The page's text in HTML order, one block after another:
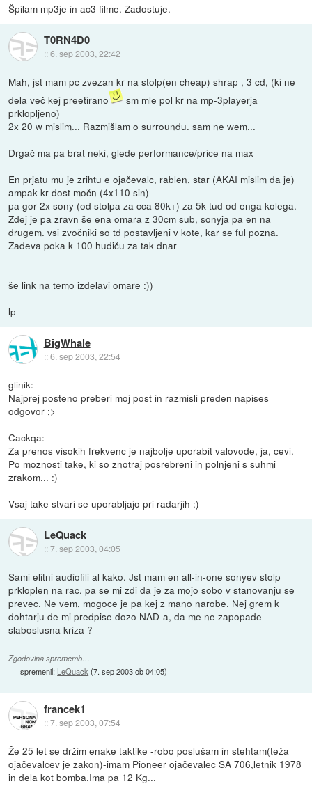
Špilam mp3je in ac3 filme. Zadostuje.
T0RN4D0
::6. sep 2003, 22:42
Mah, jst mam pc zvezan kr na stolp(en cheap) shrap , 3 cd, (ki ne
dela več kej preetirano
sm mle pol kr na mp-3playerja
prklopljeno)
2x 20 w mislim... Razmišlam o surroundu. sam ne wem...
Drgač ma pa brat neki, glede performance/price na max
En prjatu mu je zrihtu e ojačevalc, rablen, star (AKAI mislim da je)
ampak kr dost močn (4x110 sin)
pa gor 2x sony (od stolpa za cca 80k+) za 5k tud od enga kolega.
Zdej je pa zravn še ena omara z 30cm sub, sonyja pa en na
drugem. vsi zvočniki so td postavljeni v kote, kar se ful pozna.
Zadeva poka k 100 hudiču za tak dnar
še link na temo izdelavi omare :))
lp
BigWhale
::6. sep 2003, 22:54
glinik:
Najprej posteno preberi moj post in razmisli preden napises
odgovor ;>
Cackqa:
Za prenos visokih frekvenc je najbolje uporabit valovode, ja, cevi.
Po moznosti take, ki so znotraj posrebreni in polnjeni s suhmi
zrakom... :)
Vsaj take stvari se uporabljajo pri radarjih :)
LeQuack
::7. sep 2003, 04:05
Sami elitni audiofili al kako. Jst mam en all-in-one sonyev stolp
prkloplen na rac. pa se mi zdi da je za mojo sobo v stanovanju se
prevec. Ne vem, mogoce je pa kej z mano narobe. Nej grem k
dohtarju de mi predpise dozo NAD-a, da me ne zapopade
slaboslusna kriza ?
Zgodovina sprememb…
spremenil: LeQuack (7. sep 2003 ob 04:05)
francek1
::7. sep 2003, 07:54
Že 25 let se držim enake taktike -robo poslušam in stehtam(teža
ojačevalcev je zakon)-imam Pioneer ojačevalec SA 706,letnik 1978
in dela kot bomba.Ima pa 12 Kg...